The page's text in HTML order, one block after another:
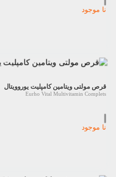
نا موجود
قرص مولتی ویتامین کامپلیت یوروویتال
Eurho Vital Multivitamin Complets
نا موجود